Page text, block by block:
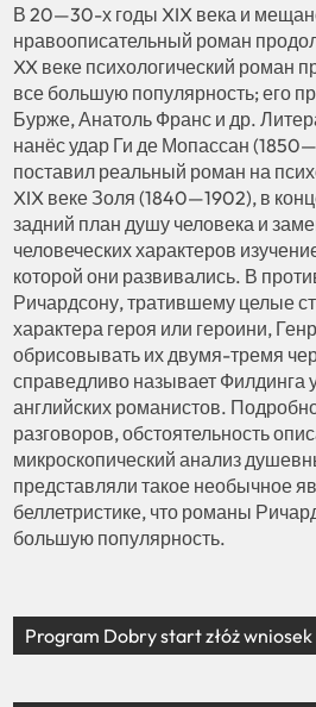
В 20—30-х годы XIX века и
нравоописательный роман
XX веке психологический роман
все большую популярность; его
Бурже, Анатоль Франс и др.
нанёс удар Ги де Мопассан
поставил реальный роман на
XIX веке Золя (1840—1902), в
задний план душу человека и
человеческих характеров
которой они развивались. В
Ричардсону, тратившему целые
характера героя или героини,
обрисовывать их двумя-тремя
справедливо называет Филдинга
английских романистов.
разговоров, обстоятельность
микроскопический анализ
представляли такое необычное
беллетристике, что романы
большую популярность.
Program Dobry start złóż